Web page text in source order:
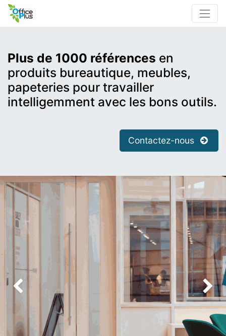
Plus de 1000 références en
produits bureautique, meubles,
papeteries pour travailler
intelligemment avec les bons outils.
Contactez-nous
Précédent